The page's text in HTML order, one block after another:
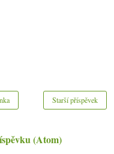
Starší příspěvek
(Atom)